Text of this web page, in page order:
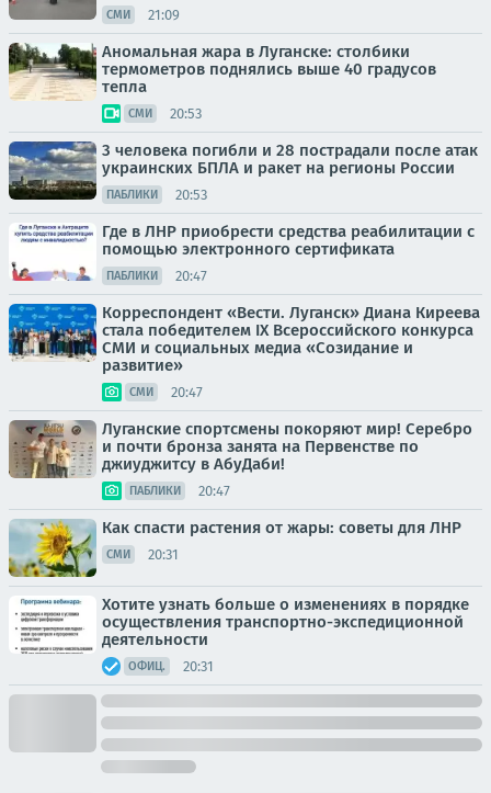
СМИ 21:09
Аномальная жара в Луганске: столбики
термометров поднялись выше 40 градусов
тепла
СМИ 20:53
3 человека погибли и 28 пострадали после атак
украинских БПЛА и ракет на регионы России
ПАБЛИКИ 20:53
Где в ЛНР приобрести средства реабилитации с
помощью электронного сертификата
ПАБЛИКИ 20:47
Корреспондент «Вести. Луганск» Диана Киреева
стала победителем IX Всероссийского конкурса
СМИ и социальных медиа «Созидание и
развитие»
СМИ 20:47
Луганские спортсмены покоряют мир! Серебро
и почти бронза занята на Первенстве по
джиуджитсу в АбуДаби!
ПАБЛИКИ 20:47
Как спасти растения от жары: советы для ЛНР
СМИ 20:31
Хотите узнать больше о изменениях в порядке
осуществления транспортно-экспедиционной
деятельности
ОФИЦ. 20:31